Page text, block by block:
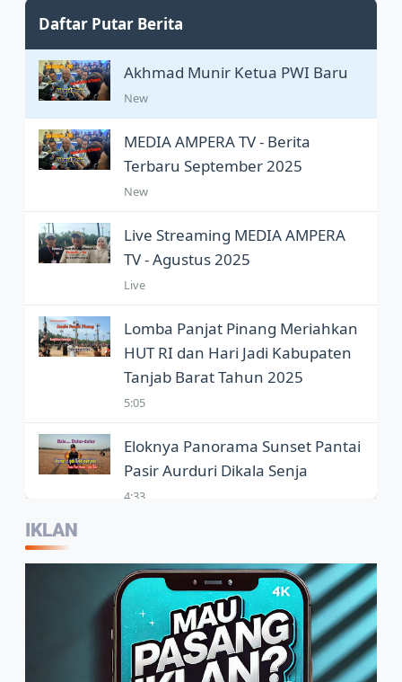
Akhmad Munir sah Pimpin PWI Pusat
Daftar Putar Berita
Akhmad Munir Ketua PWI Baru
New
MEDIA AMPERA TV - Berita
Terbaru September 2025
New
Live Streaming MEDIA AMPERA
TV - Agustus 2025
Live
Lomba Panjat Pinang Meriahkan
HUT RI dan Hari Jadi Kabupaten
Tanjab Barat Tahun 2025
5:05
Eloknya Panorama Sunset Pantai
Pasir Aurduri Dikala Senja
4:33
Wartawan Jadi Garda Terdepan
Penggunaan Bahasa Indonesia
2:07
Warga Sambut Baik Himbauan
IKLAN